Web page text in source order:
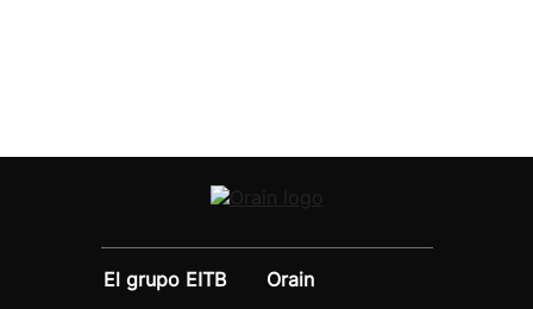
El grupo EITB
Orain